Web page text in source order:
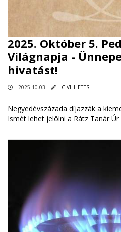
2025. Október 5.
Világnapja -
hivatást!
2025.10.03 CIVILHETES
Negyedévszázada díjazzák a
Ismét lehet jelölni a Rátz Tanár